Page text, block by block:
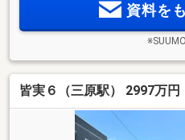
資料を
皆実６（三原駅） 2997万円